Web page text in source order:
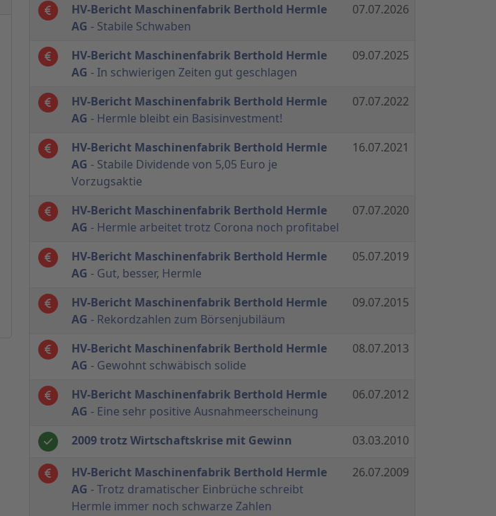
HV-Bericht Maschinenfabrik Berthold Hermle
AG - Stabile Schwaben
07.07.2026
HV-Bericht Maschinenfabrik Berthold Hermle
AG - In schwierigen Zeiten gut geschlagen
09.07.2025
HV-Bericht Maschinenfabrik Berthold Hermle
AG - Hermle bleibt ein Basisinvestment!
07.07.2022
HV-Bericht Maschinenfabrik Berthold Hermle
AG - Stabile Dividende von 5,05 Euro je
Vorzugsaktie
16.07.2021
HV-Bericht Maschinenfabrik Berthold Hermle
AG - Hermle arbeitet trotz Corona noch profitabel
07.07.2020
HV-Bericht Maschinenfabrik Berthold Hermle
AG - Gut, besser, Hermle
05.07.2019
HV-Bericht Maschinenfabrik Berthold Hermle
AG - Rekordzahlen zum Börsenjubiläum
09.07.2015
HV-Bericht Maschinenfabrik Berthold Hermle
AG - Gewohnt schwäbisch solide
08.07.2013
HV-Bericht Maschinenfabrik Berthold Hermle
AG - Eine sehr positive Ausnahmeerscheinung
06.07.2012
2009 trotz Wirtschaftskrise mit Gewinn 03.03.2010
HV-Bericht Maschinenfabrik Berthold Hermle
AG - Trotz dramatischer Einbrüche schreibt
Hermle immer noch schwarze Zahlen
26.07.2009